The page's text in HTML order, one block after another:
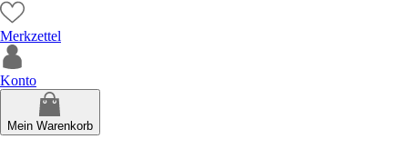
Merkzettel
Konto
Mein Warenkorb